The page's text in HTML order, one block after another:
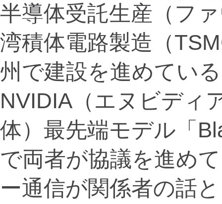
半導体受託生産（フ
湾積体電路製造（
州で建設を進めてい
NVIDIA（エヌビディ
体）最先端モデル「
で両者が協議を進め
ー通信が関係者の話